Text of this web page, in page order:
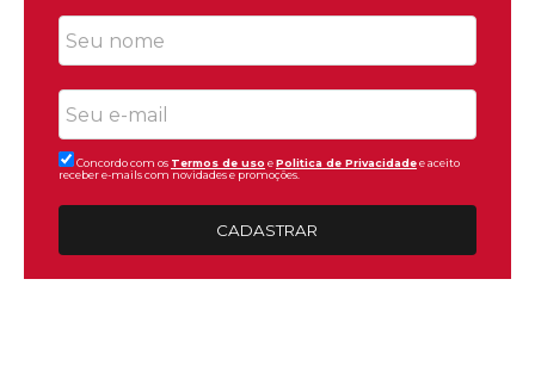
Concordo com os Termos de uso ePolitica de Privacidadee aceito
receber e-mails com novidades e promoções.
CADASTRAR